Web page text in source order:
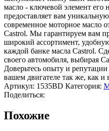
масло - ключевой элемент его
предоставляет вам
современное моторное масло
Castrol. Мы гарантируем вам
широкий ассортимент,
каждой банке масла Castrol.
своего автомобиля, выбирая
Доверьтесь опыту и
вашем двигателе так же, как и
Артикул: 1535BD Категория:
Поделиться:
Похожие